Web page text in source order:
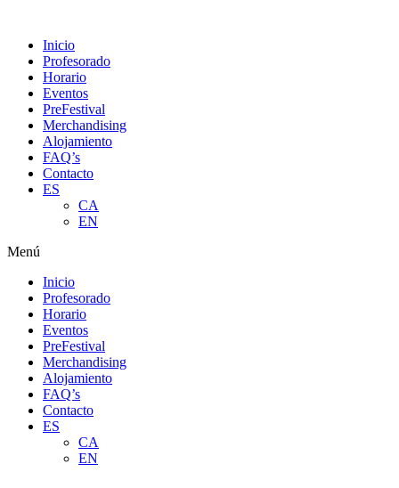
contenido
Inicio
Profesorado
Horario
Eventos
PreFestival
Merchandising
Alojamiento
FAQ’s
Contacto
ES
CA
EN
Menú
Inicio
Profesorado
Horario
Eventos
PreFestival
Merchandising
Alojamiento
FAQ’s
Contacto
ES
CA
EN